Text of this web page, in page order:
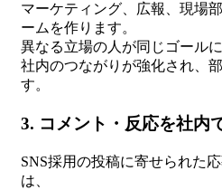
マーケティング、広報、現場
ームを作ります。
異なる立場の人が同じゴール
社内のつながりが強化され、
す。
3. コメント・反応を社内
SNS採用の投稿に寄せられた
は、